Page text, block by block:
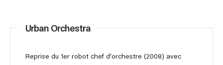
Urban Orchestra
Reprise du 1er robot chef d'orchestre (2008) avec